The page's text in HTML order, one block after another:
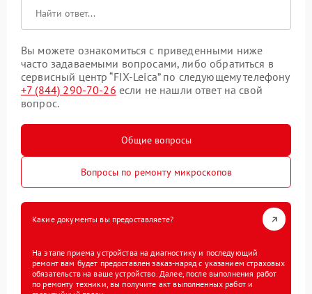
Вы можете ознакомиться с приведенными ниже
часто задаваемыми вопросами, либо обратиться в
сервисный центр “FIX-Leica” по следующему телефону
+7 (844) 290-70-26 если не нашли ответ на свой
вопрос.
Общие вопросы
Вопросы по ремонту микроскопов
Какие документы вы предоставляете?
На этапе приема устройства на диагностику и последующий
ремонт вам будет предоставлен заказ-наряд с указанием страховых
обязательств на ваше устройство. Далее, после выполнения работ
по ремонту техники, вы получите акт выполненных работ и